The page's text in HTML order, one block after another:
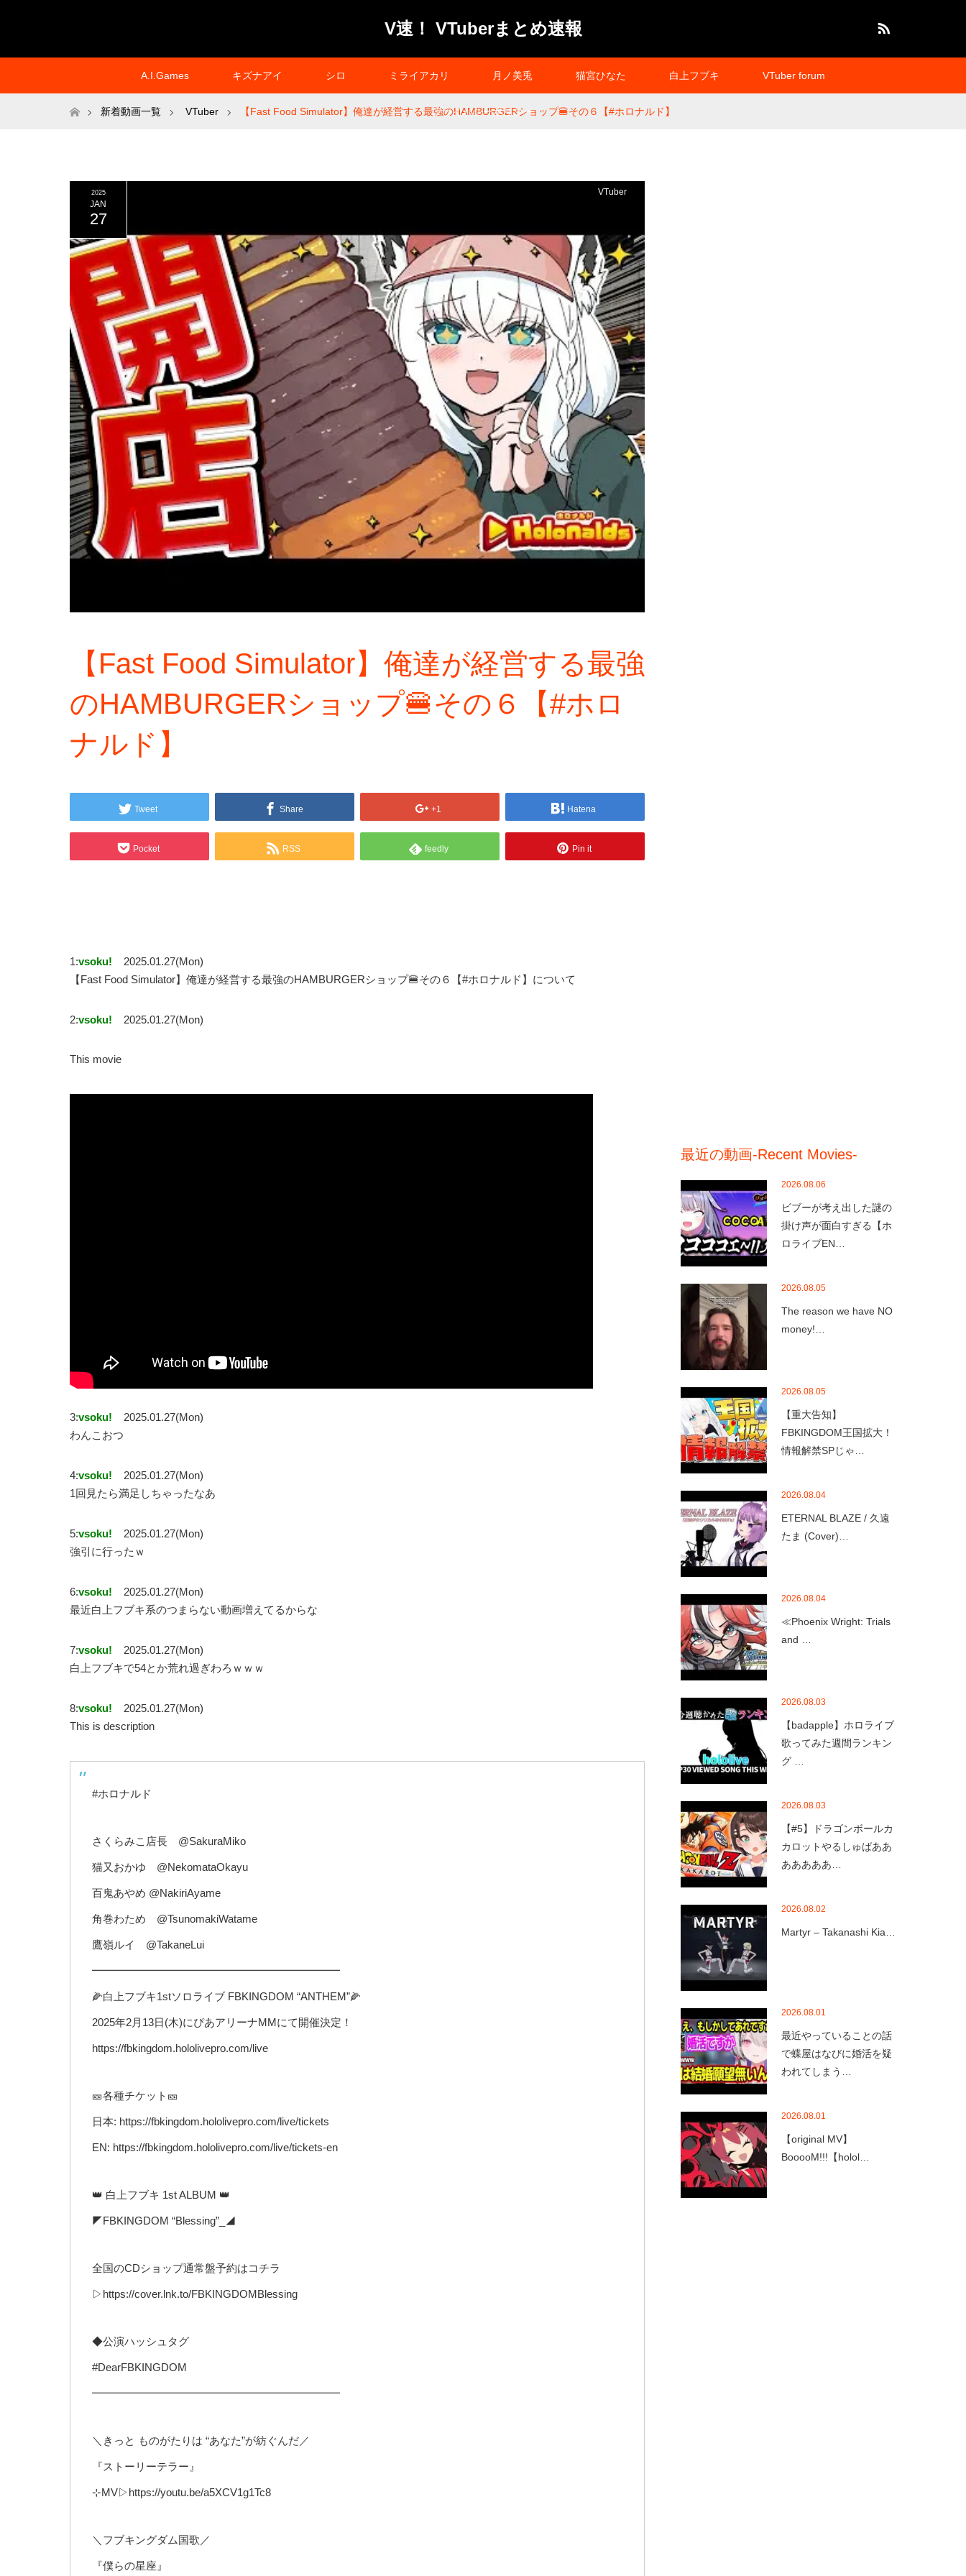
V速！ VTuberまとめ速報
A.I.Games キズナアイ シロ ミライアカリ 月ノ美兎 猫宮ひなた 白上フブキ VTuber forum
プライバシーポリシー
ホーム新着動画一覧 VTuber 【Fast Food Simulator】俺達が経営する最強のHAMBURGERショップ🍔その６【#ホロナルド】
2025
JAN
27
VTuber
【Fast Food Simulator】俺達が経営する最強
のHAMBURGERショップ🍔その６【#ホロ
ナルド】
Tweet Share +1 Hatena
Pocket RSS feedly Pin it
1:vsoku!
2025.01.27(Mon)
【Fast Food Simulator】俺達が経営する最強のHAMBURGERショップ🍔その６【#ホロナルド】について
2:vsoku! 2025.01.27(Mon)
This movie
3:vsoku!
2025.01.27(Mon)
わんこおつ
4:vsoku!
2025.01.27(Mon)
1回見たら満足しちゃったなあ
5:vsoku!
2025.01.27(Mon)
強引に行ったｗ
6:vsoku!
2025.01.27(Mon)
最近白上フブキ系のつまらない動画増えてるからな
7:vsoku!
2025.01.27(Mon)
白上フブキで54とか荒れ過ぎわろｗｗｗ
8:vsoku!
2025.01.27(Mon)
This is description
#ホロナルド
さくらみこ店長 @SakuraMiko
猫又おかゆ @NekomataOkayu
百鬼あやめ @NakiriAyame
角巻わため @TsunomakiWatame
鷹嶺ルイ @TakaneLui
━━━━━━━━━━━━━━━━━━━━━━━
🌽白上フブキ1stソロライブ FBKINGDOM “ANTHEM”🌽
2025年2月13日(木)にぴあアリーナMMにて開催決定！
https://fbkingdom.hololivepro.com/live
🎫各種チケット🎫
日本: https://fbkingdom.hololivepro.com/live/tickets
EN: https://fbkingdom.hololivepro.com/live/tickets-en
👑 白上フブキ 1st ALBUM 👑
◤FBKINGDOM “Blessing”_◢
全国のCDショップ通常盤予約はコチラ
▷https://cover.lnk.to/FBKINGDOMBlessing
◆公演ハッシュタグ
#DearFBKINGDOM
━━━━━━━━━━━━━━━━━━━━━━━
＼きっと ものがたりは “あなた”が紡ぐんだ／
『ストーリーテラー』
⊹MV▷https://youtu.be/a5XCV1g1Tc8
＼フブキングダム国歌／
『僕らの星座』
最近の動画-Recent Movies-
2026.08.06
ビブーが考え出した謎の
掛け声が面白すぎる【ホ
ロライブEN…
2026.08.05
The reason we have NO
money!…
2026.08.05
【重大告知】
FBKINGDOM王国拡大！
情報解禁SPじゃ…
2026.08.04
ETERNAL BLAZE / 久遠
たま (Cover)…
2026.08.04
≪Phoenix Wright: Trials
and …
2026.08.03
【badapple】ホロライブ
歌ってみた週間ランキン
グ …
2026.08.03
【#5】ドラゴンボールカ
カロットやるしゅばああ
あああああ…
2026.08.02
Martyr – Takanashi Kia…
2026.08.01
最近やっていることの話
で蝶屋はなびに婚活を疑
われてしまう…
2026.08.01
【original MV】
BooooM!!!【holol…